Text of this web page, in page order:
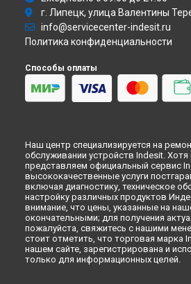
Ремонт духового шкафа FIMB 73 K.A
Новокузнецке
Ремонт духового шкафа FIMB 73 K.A
Ремонт духового шкафа FIMB 73 K.A
Набережных Челнах
Ремонт духового шкафа FIMB 73 K.A
г. Липецк, улица Валентины
info@servicecenter-indesit.ru
Политика конфиденциальности
Способы оплаты
Наш центр специализируется на
обслуживании устройств Indesit.
представляем официальный сервис
высококачественные услуги
включая диагностику, техническое
настройку различных продуктов
внимание, что цены, указанные на
окончательными; для получения
пожалуйста, свяжитесь с нашими
стоит отметить, что торговая марка
нашем сайте, зарегистрирована и
только для информационных целей.